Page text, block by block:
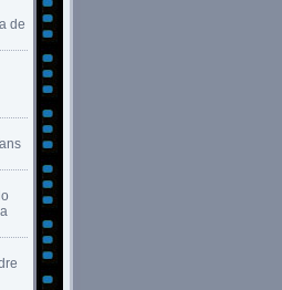
de